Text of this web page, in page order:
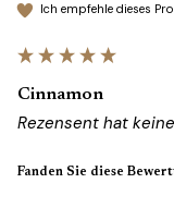
Ich empfehle dieses
Cinnamon
Rezensent hat
Fanden Sie diese